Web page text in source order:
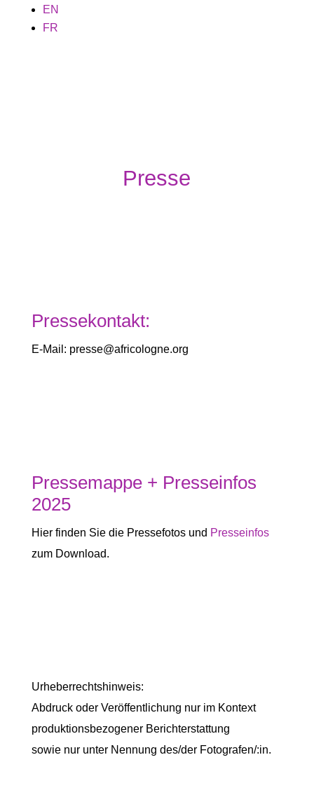
EN
FR
Presse
Pressekontakt:
E-Mail: presse@africologne.org
Pressemappe + Presseinfos
2025
Hier finden Sie die Pressefotos und Presseinfos
zum Download.
Urheberrechtshinweis:
Abdruck oder Veröffentlichung nur im Kontext
produktionsbezogener Berichterstattung
sowie nur unter Nennung des/der Fotografen/:in.